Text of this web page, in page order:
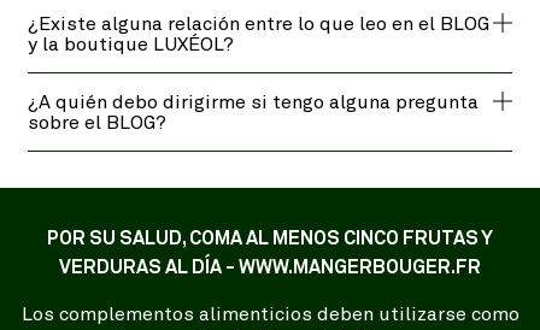
¿Existe alguna relación entre lo que leo en el BLOG
y la boutique LUXÉOL?
¿A quién debo dirigirme si tengo alguna pregunta
sobre el BLOG?
POR SU SALUD, COMA AL MENOS CINCO FRUTAS Y
VERDURAS AL DÍA - WWW.MANGERBOUGER.FR
Los complementos alimenticios deben utilizarse como